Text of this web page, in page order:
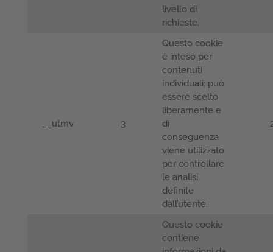
livello di
richieste.
__utmv 3
Questo cookie
è inteso per
contenuti
individuali; può
essere scelto
liberamente e
di
conseguenza
viene utilizzato
per controllare
le analisi
definite
dall’utente.
Questo cookie
contiene